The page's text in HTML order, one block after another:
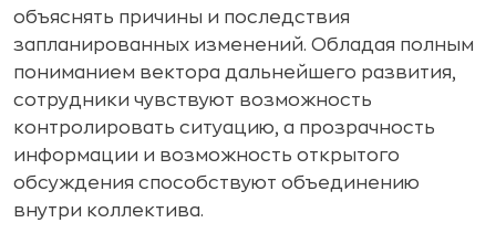
объяснять причины и последствия
запланированных изменений. Обладая полным
пониманием вектора дальнейшего развития,
сотрудники чувствуют возможность
контролировать ситуацию, а прозрачность
информации и возможность открытого
обсуждения способствуют объединению
внутри коллектива.